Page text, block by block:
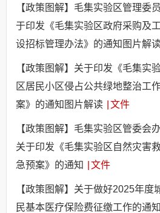
【政策图解】毛集实验区管理委
于印发《毛集实验区政府采购及
设招标管理办法》的通知图片解
【政策图解】关于印发《毛集实
区居民小区侵占公共绿地整治工
案》的通知图片解读
文件
【政策图解】毛集实验区管委会
关于印发《毛集实验区自然灾害
急预案》的通知
文件
【政策图解】关于做好2025年度
民基本医疗保险费征缴工作的通知